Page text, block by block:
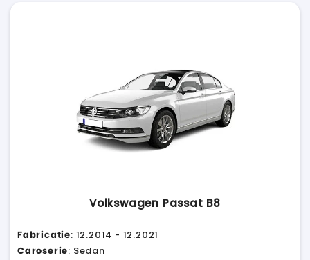
Volkswagen Passat B8
Fabricatie: 12.2014 - 12.2021
Caroserie: Sedan